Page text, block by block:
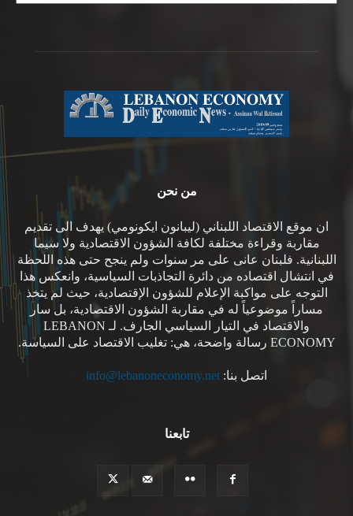
من نحن
ان موقع الاقتصاد اللبناني (ليبانون ايكونومي) يهدف الى تقديم
مقاربة وقراءة مختلفة لكافة الشؤون الاقتصادية ولا سيما
اللبنانية. فلبنان عانى على مر سنوات ولم ينجح حتى هذه اللحظة
في انتشال اقتصاده من دائرة التجاذبات السياسية، وانعكس هذا
التوجه على مواكبة الإعلام للشؤون الإقتصادية، حيث لم يتخذ
مساراً موضوعياً له في مقاربة الشؤون الاقتصادية، بل سار
والاقتصاد في التيار السياسي الجارف. لـ LEBANON
ECONOMY رسالة واضحة، هي: تغليب الاقتصاد على السياسة.
اتصل بنا: info@lebanoneconomy.net
تابعنا